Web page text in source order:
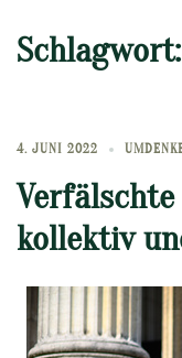
Schlagwort:
4. JUNI 2022
Verfälschte
kollektiv